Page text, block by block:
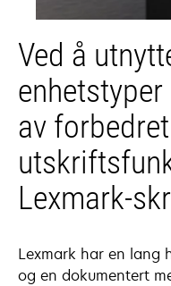
Ved å
av forbedret
Lexmark-
Lexmark har en lang
og en dokumentert